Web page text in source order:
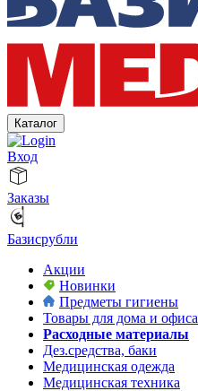
Каталог
Вход
Заказы
Базисрубли
Акции
Новинки
Предметы гигиены
Товары для дома и офиса
Расходные материалы
Дез.средства, баки
Медицинская одежда
Медицинская техника